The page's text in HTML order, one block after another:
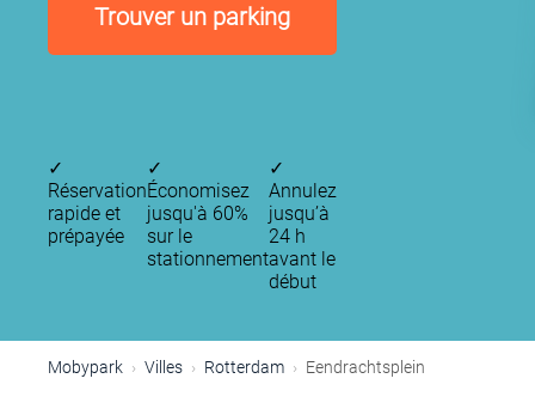
Trouver un parking
✓
Réservation
rapide et
prépayée
✓
Économisez
jusqu'à 60%
sur le
stationnement
✓
Annulez
jusqu’à
24 h
avant le
début
Mobypark Villes Rotterdam Eendrachtsplein